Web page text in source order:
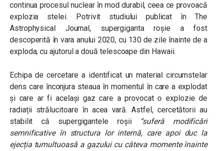
continua procesul nuclear în mod durabil, ceea ce provoacă
explozia stelei. Potrivit studiului publicat în The
Astrophysical Journal, supergiganta roșie a fost
descoperită în vara anului 2020, cu 130 de zile înainte de a
exploda, cu ajutorul a două telescoape din Hawaii.
Echipa de cercetare a identificat un material circumstelar
dens care înconjura steaua în momentul în care a explodat
și care ar fi același gaz care a provocat o explozie de
radiații strălucitoare în acea vară. Astfel, cercetătorii au
stabilit că supergigantele roșii
“suferă modificări
semnificative în structura lor internă, care apoi duc la
ejecția tumultuoasă a gazului cu câteva momente înainte